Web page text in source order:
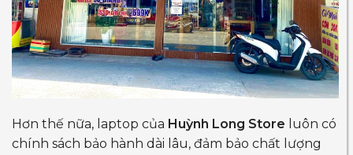
Hơn thế nữa, laptop của Huỳnh Long Store luôn có
chính sách bảo hành dài lâu, đảm bảo chất lượng